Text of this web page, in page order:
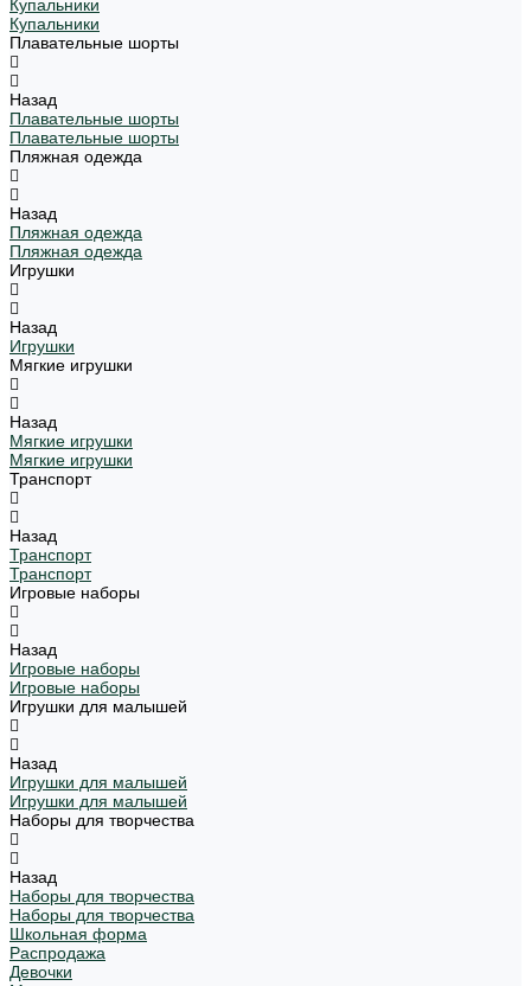
Купальники
Купальники
Плавательные шорты
Назад
Плавательные шорты
Плавательные шорты
Пляжная одежда
Назад
Пляжная одежда
Пляжная одежда
Игрушки
Назад
Игрушки
Мягкие игрушки
Назад
Мягкие игрушки
Мягкие игрушки
Транспорт
Назад
Транспорт
Транспорт
Игровые наборы
Назад
Игровые наборы
Игровые наборы
Игрушки для малышей
Назад
Игрушки для малышей
Игрушки для малышей
Наборы для творчества
Назад
Наборы для творчества
Наборы для творчества
Школьная форма
Распродажа
Девочки